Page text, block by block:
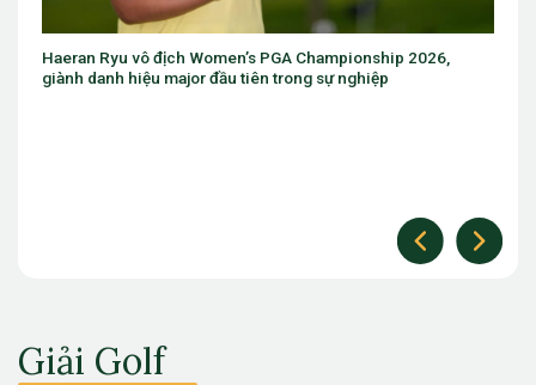
2026,
nghiệp
Eugenio Chacarra thắng bùng nổ tại Italian
The Open
Giải Golf